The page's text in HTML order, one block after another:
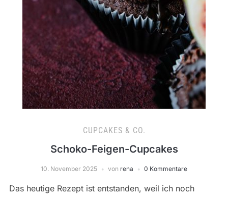
CUPCAKES & CO.
Schoko-Feigen-Cupcakes
10. November 2025 von rena 0 Kommentare
Das heutige Rezept ist entstanden, weil ich noch